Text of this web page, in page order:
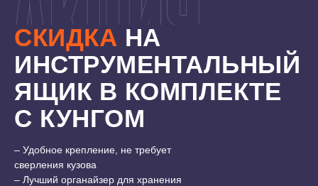
7500 ₽ 11000 ₽
СКИДКА НА
ИНСТРУМЕНТАЛЬНЫЙ
ЯЩИК В КОМПЛЕКТЕ
С КУНГОМ
– Удобное крепление, не требует
сверления кузова
– Лучший органайзер для хранения